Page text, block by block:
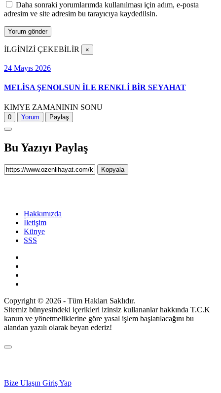
Daha sonraki yorumlarımda kullanılması için adım, e-posta
adresim ve site adresim bu tarayıcıya kaydedilsin.
İLGİNİZİ ÇEKEBİLİR ×
24 Mayıs 2026
MELİSA ŞENOLSUN İLE RENKLİ BİR SEYAHAT
KIMYE ZAMANININ SONU
0 Yorum Paylaş
Bu Yazıyı Paylaş
Kopyala
Hakkımızda
İletişim
Künye
SSS
Copyright © 2026 - Tüm Hakları Saklıdır.
Sitemiz bünyesindeki içerikleri izinsiz kullananlar hakkında T.C.K
kanun ve yönetmeliklerine göre yasal işlem başlatılacağını bu
alandan yazılı olarak beyan ederiz!
Bize Ulaşın Giriş Yap